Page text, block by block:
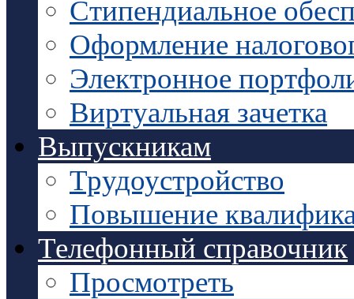
Стипендиальное
Оформление
Электронное
Виртуальная зачетка
Выпускникам
Трудоустройство
Повышение
Телефонный справочник
Просмотреть